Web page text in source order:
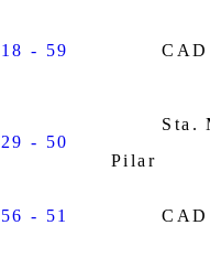
18 - 59
29 - 50
Sta.
Pilar
56 - 51